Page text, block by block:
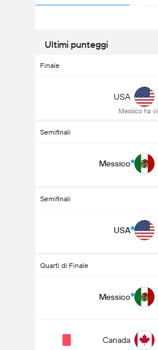
Ultimi punteggi
Finale
USA
Messico ha
Semifinali
Messico
Semifinali
USA
Quarti di Finale
Messico
Canada